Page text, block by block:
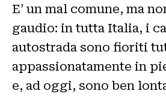
E’ un mal comune, ma
gaudio: in tutta Italia, i
autostrada sono fioriti
appassionatamente in
e, ad oggi, sono ben